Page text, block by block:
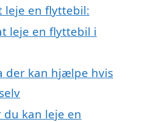
leje en flyttebil:
leje en flyttebil i
der kan hjælpe hvis
kan leje en